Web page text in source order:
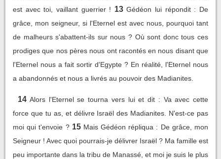
est avec toi, vaillant guerrier ! 13 Gédéon lui répondit : De
grâce, mon seigneur, si l'Eternel est avec nous, pourquoi tant
de malheurs s'abattent-ils sur nous ? Où sont donc tous ces
prodiges que nos pères nous ont racontés en nous disant que
l'Eternel nous a fait sortir d'Egypte ? En réalité, l'Eternel nous
a abandonnés et nous a livrés au pouvoir des Madianites.
14 Alors l'Eternel se tourna vers lui et dit : Va avec cette
force que tu as, et délivre Israël des Madianites. N'est-ce pas
moi qui t'envoie ? 15 Mais Gédéon répliqua : De grâce, mon
Seigneur ! Avec quoi pourrais-je délivrer Israël ? Ma famille est
peu importante dans la tribu de Manassé, et moi je suis le plus